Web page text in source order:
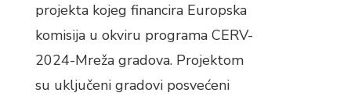
projekta kojeg financira Europska
komisija u okviru programa CERV-
2024-Mreža gradova. Projektom
su uključeni gradovi posvećeni